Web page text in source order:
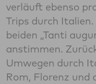
verläuft ebenso
Trips durch
beiden „Tanti
anstimmen.
Umwegen durch
Rom, Florenz und